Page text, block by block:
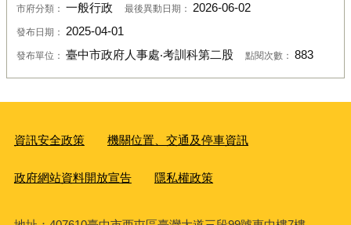
市府分類： 一般行政 最後異動日期： 2026-06-02
發布日期： 2025-04-01
發布單位： 臺中市政府人事處‧考訓科第二股 點閱次數： 883
資訊安全政策 機關位置、交通及停車資訊
政府網站資料開放宣告 隱私權政策